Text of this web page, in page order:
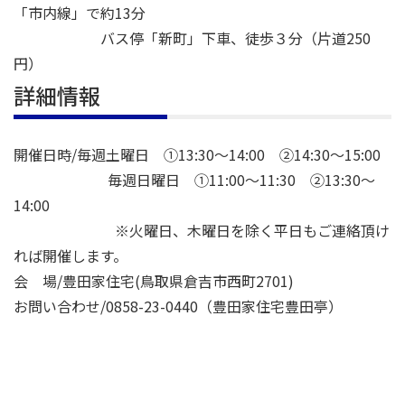
「市内線」で約13分
バス停「新町」下車、徒歩３分（片道250
円）
詳細情報
開催日時/毎週土曜日 ①13:30～14:00 ②14:30～15:00
毎週日曜日 ①11:00～11:30 ②13:30～
14:00
※火曜日、木曜日を除く平日もご連絡頂け
れば開催します。
会 場/豊田家住宅(鳥取県倉吉市西町2701)
お問い合わせ/0858-23-0440（豊田家住宅豊田亭）